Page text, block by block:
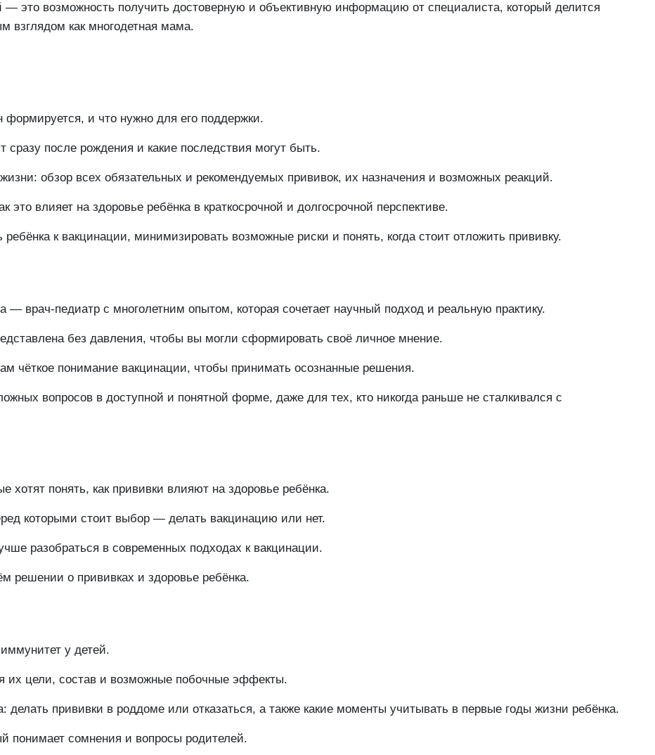
это возможность получить достоверную и объективную информацию от специалиста, который делится
как многодетная мама.
формируется, и что нужно для его поддержки.
после рождения и какие последствия могут быть.
обзор всех обязательных и рекомендуемых прививок, их назначения и возможных реакций.
это влияет на здоровье ребёнка в краткосрочной и долгосрочной перспективе.
ребёнка к вакцинации, минимизировать возможные риски и понять, когда стоит отложить прививку.
— врач-педиатр с многолетним опытом, которая сочетает научный подход и реальную практику.
без давления, чтобы вы могли сформировать своё личное мнение.
чёткое понимание вакцинации, чтобы принимать осознанные решения.
вопросов в доступной и понятной форме, даже для тех, кто никогда раньше не сталкивался с
понять, как прививки влияют на здоровье ребёнка.
которыми стоит выбор — делать вакцинацию или нет.
разобраться в современных подходах к вакцинации.
решении о прививках и здоровье ребёнка.
у детей.
их цели, состав и возможные побочные эффекты.
делать прививки в роддоме или отказаться, а также какие моменты учитывать в первые годы жизни ребёнка.
понимает сомнения и вопросы родителей.